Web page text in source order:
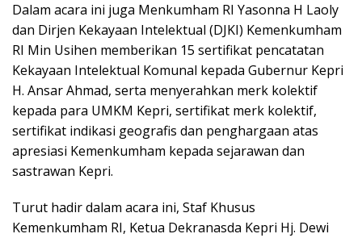
Dalam acara ini juga Menkumham RI Yasonna H Laoly
dan Dirjen Kekayaan Intelektual (DJKI) Kemenkumham
RI Min Usihen memberikan 15 sertifikat pencatatan
Kekayaan Intelektual Komunal kepada Gubernur Kepri
H. Ansar Ahmad, serta menyerahkan merk kolektif
kepada para UMKM Kepri, sertifikat merk kolektif,
sertifikat indikasi geografis dan penghargaan atas
apresiasi Kemenkumham kepada sejarawan dan
sastrawan Kepri.
Turut hadir dalam acara ini, Staf Khusus
Kemenkumham RI, Ketua Dekranasda Kepri Hj. Dewi